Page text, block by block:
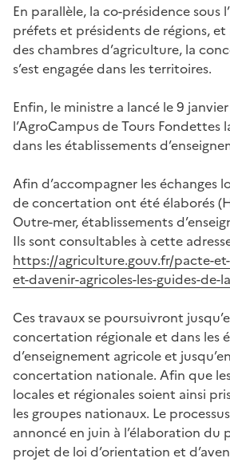
En parallèle, la co-présidence sous
préfets et présidents de régions, et
des chambres d’agriculture, la
s’est engagée dans les territoires.
Enfin, le ministre a lancé le 9
l’AgroCampus de Tours Fondettes
dans les établissements
Afin d’accompagner les échanges
de concertation ont été élaborés
Outre-mer, établissements
Ils sont consultables à cette
https://agriculture.gouv.fr/pacte-
et-davenir-agricoles-les-guides-de-
Ces travaux se poursuivront
concertation régionale et dans les
d’enseignement agricole et
concertation nationale. Afin que
locales et régionales soient ainsi
les groupes nationaux. Le
annoncé en juin à l’élaboration du
projet de loi d’orientation et